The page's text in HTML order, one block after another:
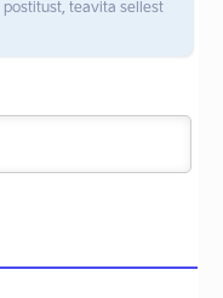
teavita sellest